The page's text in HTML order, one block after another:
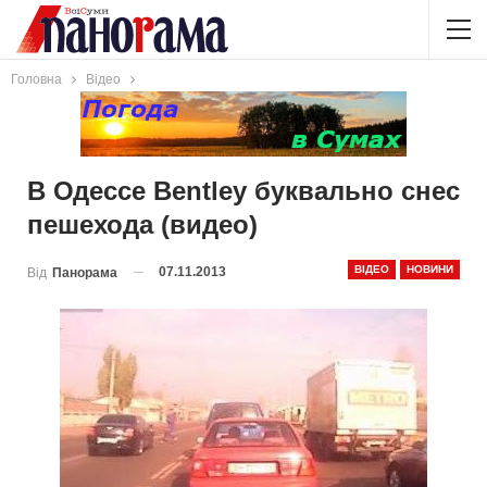
Головна Відео
В Одессе Bentley буквально снес
пешехода (видео)
ВІДЕО НОВИНИ
Від Панорама 07.11.2013